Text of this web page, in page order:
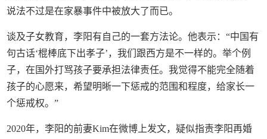
说法不过是在家暴事件中被放大了而已。
谈及子女教育，李阳有自己的一套方法论。他表示：“中国有
句古话‘棍棒底下出孝子’，我们跟西方是不一样的。举个例
子，在国外打骂孩子要承担法律责任。我觉得不能完全随着
孩子的心愿来，希望明晰一下惩戒的范围和程度，给家长一
个惩戒权。”
2020年，李阳的前妻Kim在微博上发文，疑似指责李阳再婚